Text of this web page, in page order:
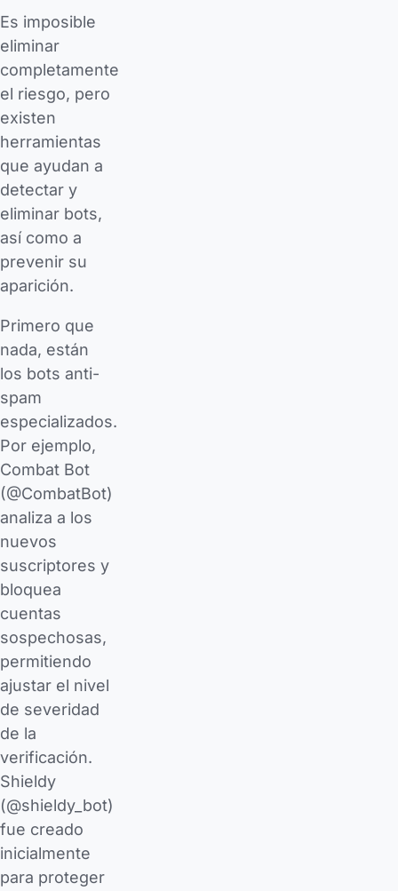
Es imposible
eliminar
completamente
el riesgo, pero
existen
herramientas
que ayudan a
detectar y
eliminar bots,
así como a
prevenir su
aparición.
Primero que
nada, están
los bots anti-
spam
especializados.
Por ejemplo,
Combat Bot
(@CombatBot)
analiza a los
nuevos
suscriptores y
bloquea
cuentas
sospechosas,
permitiendo
ajustar el nivel
de severidad
de la
verificación.
Shieldy
(@shieldy_bot)
fue creado
inicialmente
para proteger